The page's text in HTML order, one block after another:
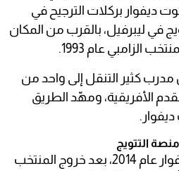
ديفوار بركلات الترجيح في
في ليبرفيل، بالقرب من المكان
الزامبي عام 1993.
كثير التنقل إلى واحد من
الأفريقية، ومهّد الطريق
ديفوار.
التتويج
تولى رينارد تدريب كوت ديفوار عام 2014، بعد خروج المنتخب